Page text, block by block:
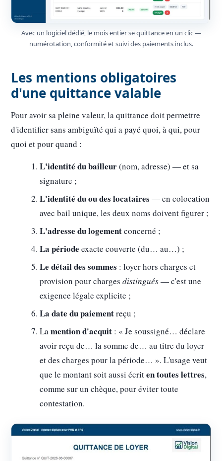
Avec un logiciel dédié, le mois entier se quittance en un clic —
numérotation, conformité et suivi des paiements inclus.
Les mentions obligatoires
d'une quittance valable
Pour avoir sa pleine valeur, la quittance doit permettre
d'identifier sans ambiguïté qui a payé quoi, à qui, pour
quoi et pour quand :
L'identité du bailleur(nom, adresse) — et sa
signature ;
L'identité du ou des locataires — en colocation
avec bail unique, les deux noms doivent figurer ;
L'adresse du logementconcerné ;
La période exacte couverte (du… au…) ;
Le détail des sommes : loyer hors charges et
provision pour charges distingués— c'est une
exigence légale explicite ;
La date du paiementreçu ;
Lamention d'acquit : « Je soussigné… déclare
avoir reçu de… la somme de… au titre du loyer
et des charges pour la période… ». L'usage veut
que le montant soit aussi écriten toutes lettres,
comme sur un chèque, pour éviter toute
contestation.